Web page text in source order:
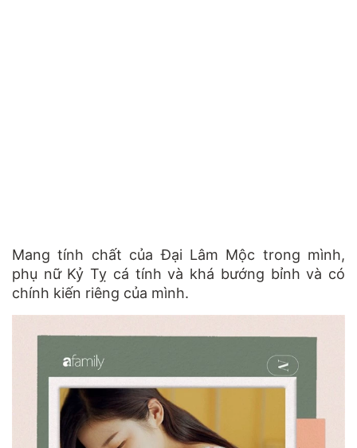
Mang tính chất của Đại Lâm Mộc trong mình,
phụ nữ Kỷ Tỵ cá tính và khá bướng bỉnh và có
chính kiến riêng của mình.